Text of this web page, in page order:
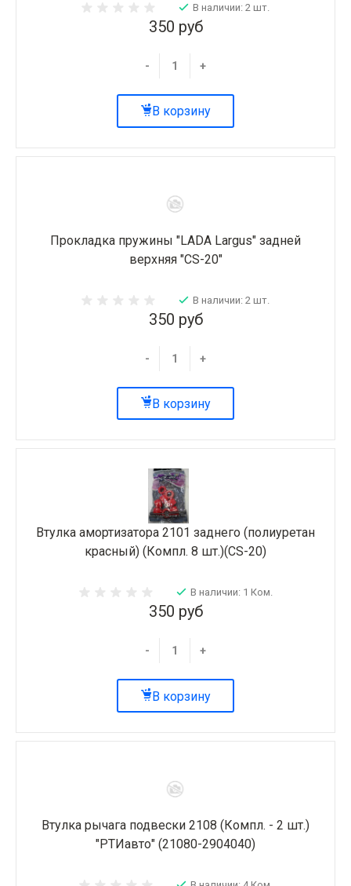
В наличии: 2 шт.
350 руб
- +
В корзину
Прокладка пружины "LADA Largus" задней
верхняя "CS-20"
В наличии: 2 шт.
350 руб
- +
В корзину
Втулка амортизатора 2101 заднего (полиуретан
красный) (Компл. 8 шт.)(CS-20)
В наличии: 1 Ком.
350 руб
- +
В корзину
Втулка рычага подвески 2108 (Компл. - 2 шт.)
"РТИавто" (21080-2904040)